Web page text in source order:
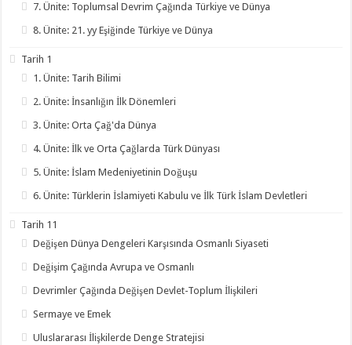
7. Ünite: Toplumsal Devrim Çağında Türkiye ve Dünya
8. Ünite: 21. yy Eşiğinde Türkiye ve Dünya
Tarih 1
1. Ünite: Tarih Bilimi
2. Ünite: İnsanlığın İlk Dönemleri
3. Ünite: Orta Çağ'da Dünya
4. Ünite: İlk ve Orta Çağlarda Türk Dünyası
5. Ünite: İslam Medeniyetinin Doğuşu
6. Ünite: Türklerin İslamiyeti Kabulu ve İlk Türk İslam Devletleri
Tarih 11
Değişen Dünya Dengeleri Karşısında Osmanlı Siyaseti
Değişim Çağında Avrupa ve Osmanlı
Devrimler Çağında Değişen Devlet-Toplum İlişkileri
Sermaye ve Emek
Uluslararası İlişkilerde Denge Stratejisi